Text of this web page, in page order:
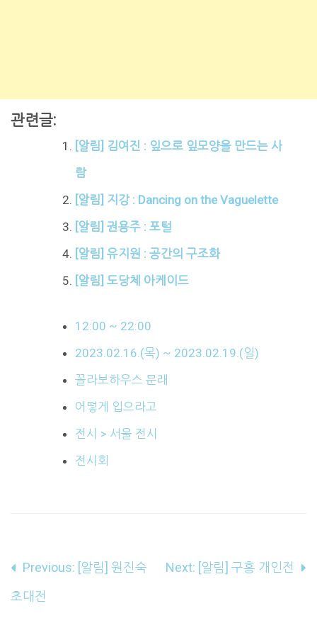
관련글:
[알림] 김여진 : 잎으로 잎모양을 만드는 사
람
[알림] 지강 : Dancing on the Vaguelette
[알림] 권용주 : 포털
[알림] 유지원 : 공간의 구조화
[알림] 도당체 아케이드
12:00 ~ 22:00
2023.02.16.(목) ~ 2023.02.19.(일)
꼴라보하우스 문래
어떻게 입으라고
전시 > 서울 전시
전시회
글
내
Previous: [알림] 원진숙
초대전
Next: [알림] 구홍 개인전